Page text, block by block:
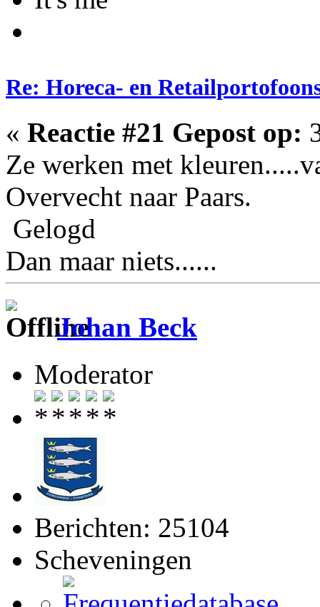
Re: Horeca- en
« Reactie #21 Gepost op:
Ze werken met
Overvecht naar Paars.
Gelogd
Dan maar niets......
Johan Beck
Moderator
Berichten: 25104
Scheveningen